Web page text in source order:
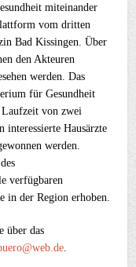
miteinander
vom dritten
Bad Kissingen. Über
den Akteuren
werden. Das
für Gesundheit
Laufzeit von zwei
interessierte Hausärzte
werden.
verfügbaren
in der Region erhoben.
über das